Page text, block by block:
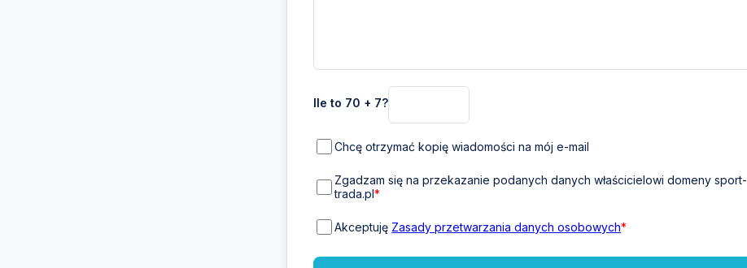
Ile to 70 + 7?
Chcę otrzymać kopię wiadomości na mój e-mail
Zgadzam się na przekazanie podanych danych właścicielowi domeny sport-
trada.pl*
Akceptuję Zasady przetwarzania danych osobowych*